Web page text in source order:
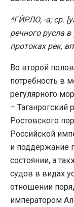
*ГИ́РЛО, -а; ср.
речного русла
протоках рек,
Во второй
потребность в
регулярного
– Таганрогский
Ростовского
Российской
и поддержание
состоянии, а
судов в видах
отношении
императором